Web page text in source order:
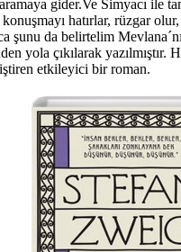
gider.Ve Simyacı ile
hatırlar, rüzgar olur,
şunu da belirtelim
yola çıkılarak yazılmıştır.
etkileyici bir roman.